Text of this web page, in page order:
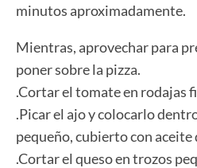
minutos aproximadamente.
Mientras, aprovechar para
poner sobre la pizza.
.Cortar el tomate en rodajas
.Picar el ajo y colocarlo
pequeño, cubierto con aceite
.Cortar el queso en trozos